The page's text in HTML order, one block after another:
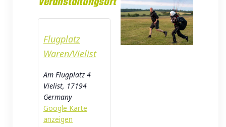
Flugplatz
Waren/Vielist
Am Flugplatz 4
Vielist, 17194
Germany
Google Karte
anzeigen